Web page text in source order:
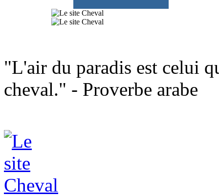
"L'air du paradis est celui
cheval." - Proverbe arabe